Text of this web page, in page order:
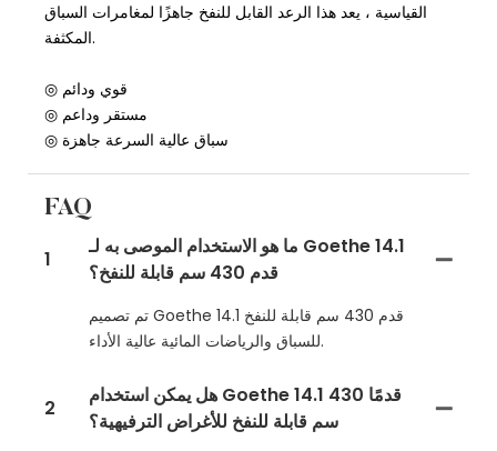
القياسية ، يعد هذا الرعد القابل للنفخ جاهزًا لمغامرات السباق
المكثفة.
◎ مستقر وداعم
◎ سباق عالية السرعة جاهزة
FAQ
1
ما هو الاستخدام الموصى به لـ Goethe 14.1
قدم 430 سم قابلة للنفخ؟
تم تصميم Goethe 14.1 قدم 430 سم قابلة للنفخ
للسباق والرياضات المائية عالية الأداء.
2
هل يمكن استخدام Goethe 14.1 قدمًا 430
سم قابلة للنفخ للأغراض الترفيهية؟